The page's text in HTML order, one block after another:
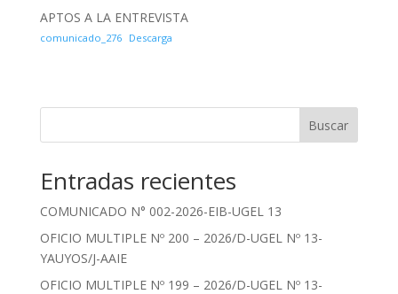
APTOS A LA ENTREVISTA
comunicado_276 Descarga
Buscar
Entradas recientes
COMUNICADO N° 002-2026-EIB-UGEL 13
OFICIO MULTIPLE Nº 200 – 2026/D-UGEL Nº 13-
YAUYOS/J-AAIE
OFICIO MULTIPLE Nº 199 – 2026/D-UGEL Nº 13-